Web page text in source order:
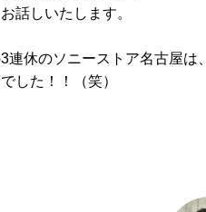
話しいたします。
連休のソニーストア名古屋は、
した！！（笑）